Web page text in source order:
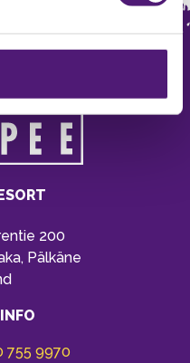
200
Pälkäne
755 9970